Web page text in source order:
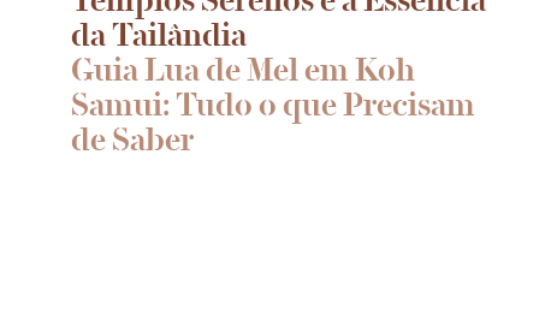
da Tailândia
Guia Lua de Mel em Koh
Samui: Tudo o que Precisam
de Saber